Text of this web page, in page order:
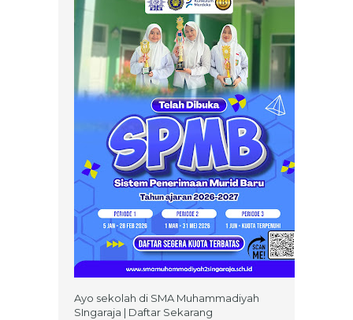
Ayo sekolah di SMA Muhammadiyah
SIngaraja | Daftar Sekarang